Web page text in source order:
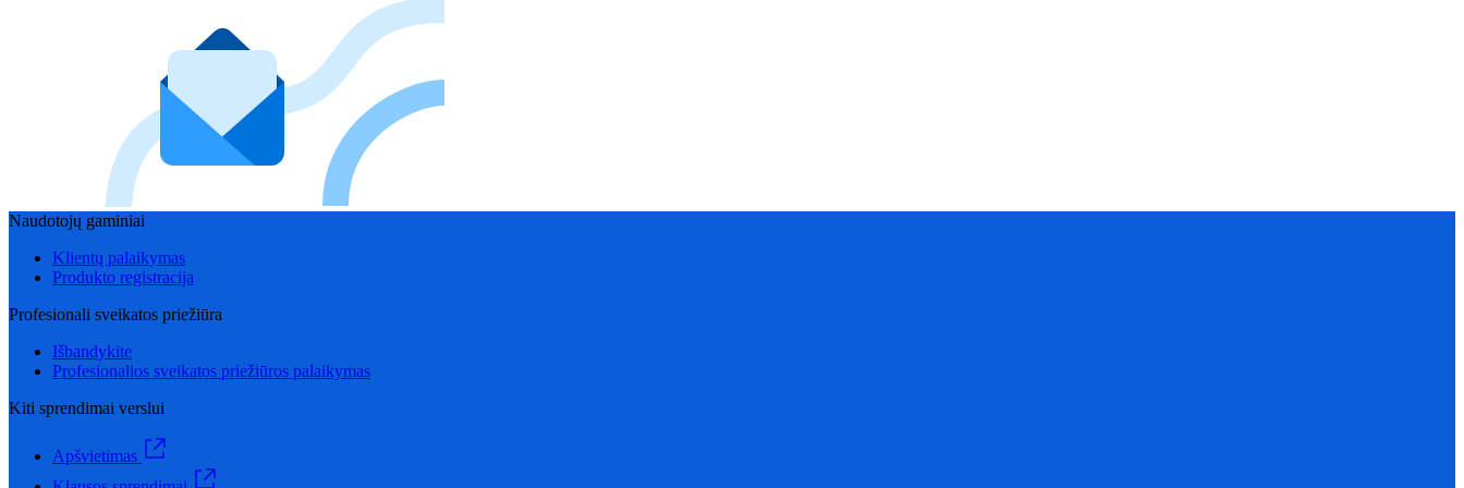
Naudotojų gaminiai
Klientų palaikymas
Produkto registracija
Profesionali sveikatos priežiūra
Išbandykite
Profesionalios sveikatos priežiūros palaikymas
Kiti sprendimai verslui
Apšvietimas